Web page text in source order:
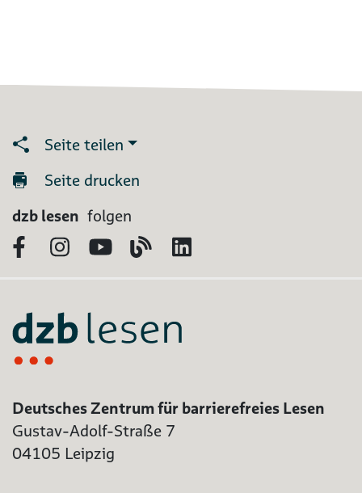
Seite teilen
Seite drucken
dzb lesen folgen
FacebookInstagram
YouTubeBlog
Deutsches Zentrum für barrierefreies Lesen
Gustav-Adolf-Straße 7
04105 Leipzig